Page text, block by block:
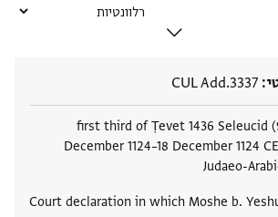
CUL Add.3337
first third of Ṭevet 1436 Seleucid
December 1124–18 December 1124
Judaeo-
Court declaration in which Moshe b.